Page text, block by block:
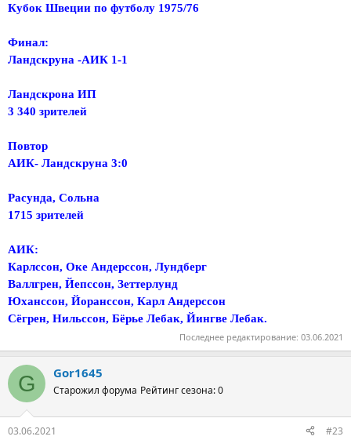
Кубок Швеции по футболу 1975/76
Финал:
Ландскруна -АИК 1-1
Ландскрона ИП
3 340 зрителей
Повтор
АИК- Ландскруна 3:0
Расунда, Сольна
1715 зрителей
АИК:
Карлссон, Оке Андерссон, Лундберг
Валлгрен, Йепссон, Зеттерлунд
Юханссон, Йоранссон, Карл Андерссон
Сёгрен, Нильссон, Бёрье Лебак, Йингве Лебак.
Последнее редактирование: 03.06.2021
G Gor1645
Старожил форума Рейтинг сезона: 0
03.06.2021 #23